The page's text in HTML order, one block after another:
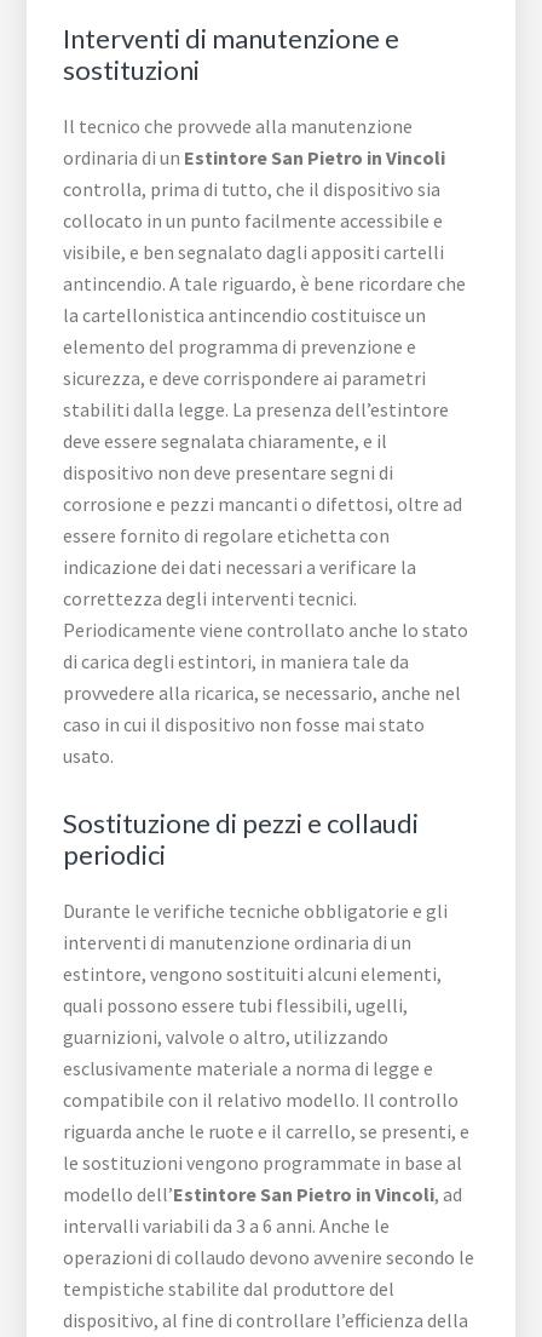
Interventi di manutenzione e
sostituzioni
Il tecnico che provvede alla manutenzione
ordinaria di un Estintore San Pietro in Vincoli
controlla, prima di tutto, che il dispositivo sia
collocato in un punto facilmente accessibile e
visibile, e ben segnalato dagli appositi cartelli
antincendio. A tale riguardo, è bene ricordare che
la cartellonistica antincendio costituisce un
elemento del programma di prevenzione e
sicurezza, e deve corrispondere ai parametri
stabiliti dalla legge. La presenza dell’estintore
deve essere segnalata chiaramente, e il
dispositivo non deve presentare segni di
corrosione e pezzi mancanti o difettosi, oltre ad
essere fornito di regolare etichetta con
indicazione dei dati necessari a verificare la
correttezza degli interventi tecnici.
Periodicamente viene controllato anche lo stato
di carica degli estintori, in maniera tale da
provvedere alla ricarica, se necessario, anche nel
caso in cui il dispositivo non fosse mai stato
usato.
Sostituzione di pezzi e collaudi
periodici
Durante le verifiche tecniche obbligatorie e gli
interventi di manutenzione ordinaria di un
estintore, vengono sostituiti alcuni elementi,
quali possono essere tubi flessibili, ugelli,
guarnizioni, valvole o altro, utilizzando
esclusivamente materiale a norma di legge e
compatibile con il relativo modello. Il controllo
riguarda anche le ruote e il carrello, se presenti, e
le sostituzioni vengono programmate in base al
modello dell’Estintore San Pietro in Vincoli, ad
intervalli variabili da 3 a 6 anni. Anche le
operazioni di collaudo devono avvenire secondo le
tempistiche stabilite dal produttore del
dispositivo, al fine di controllare l’efficienza della